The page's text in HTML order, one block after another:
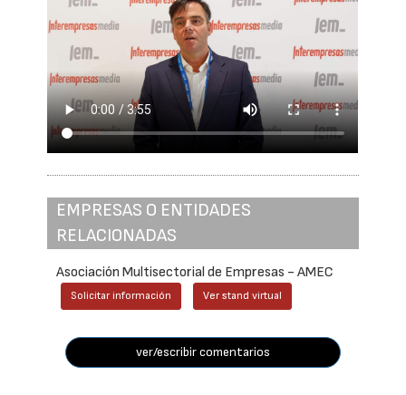
EMPRESAS O ENTIDADES
RELACIONADAS
Asociación Multisectorial de Empresas - AMEC
Solicitar información Ver stand virtual
ver/escribir comentarios